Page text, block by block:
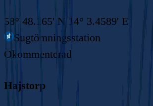
58° 48.165' N 14° 3.4589' E
Sugtömningsstation
Okommenterad
Hajstorp